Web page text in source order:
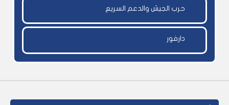
حرب الجيش والدعم السريع
دارفور